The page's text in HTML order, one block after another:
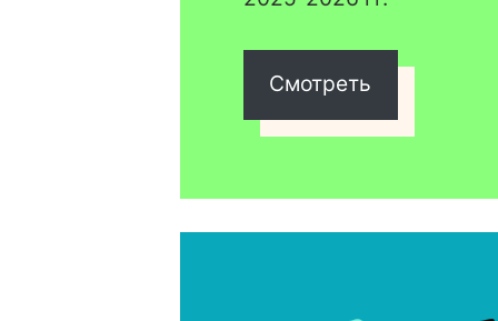
Смотреть